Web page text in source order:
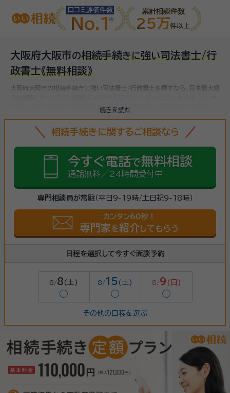
口コミ評価件数
No.1
累計相談件数
25万件以上
大阪府大阪市の相続手続き に強い司法書士/行
政書士《無料相談》
続きを読む
大阪府大阪市の相続手続きに強い司法書士/行政書士を探すなら、日本最大級
阪市(大阪府)で対応可能な相続手続きに強い司法書士/行政書士をお探しい
手続きです。相続人・相続財産の確認、遺言書の確認、遺産分割協議、相続財産
の名義変更、相続税の申告・納税（相続財産が基礎控除額を超えていた場合）な
相続手続きに関するご相談なら
今すぐ電話で無料相談
通話無料／24時間受付中
専門相談員が常駐（平日9-19時/土日祝9-18時）
カンタン60秒！
専門家を紹介 してもらう
日程を選択して今すぐ面談予約
8/8 (土)
◯
8/15(土)
◯
8/9 (日)
◯
その他の日程を選ぶ